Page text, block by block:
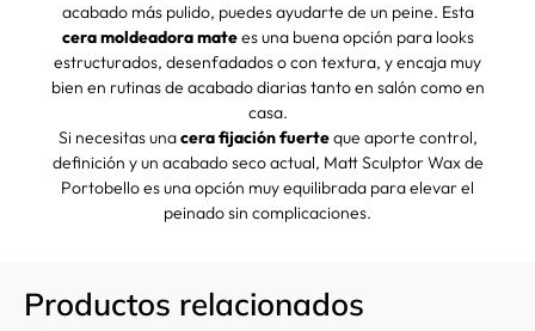
acabado más pulido, puedes ayudarte de un peine. Esta
cera moldeadora matees una buena opción para looks
estructurados, desenfadados o con textura, y encaja muy
bien en rutinas de acabado diarias tanto en salón como en
casa.
Si necesitas unacera fijación fuerteque aporte control,
definición y un acabado seco actual, Matt Sculptor Wax de
Portobello es una opción muy equilibrada para elevar el
peinado sin complicaciones.
Productos relacionados